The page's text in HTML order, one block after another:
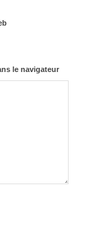
le navigateur